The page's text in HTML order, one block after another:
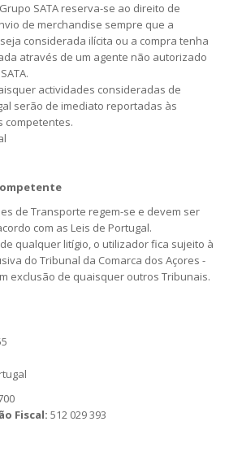
SATA reserva-se ao direito de
de merchandise sempre que a
considerada ilícita ou a compra tenha
através de um agente não autorizado
actividades consideradas de
serão de imediato reportadas às
competentes.
de Transporte regem-se e devem ser
com as Leis de Portugal.
qualquer litígio, o utilizador fica sujeito à
do Tribunal da Comarca dos Açores -
exclusão de quaisquer outros Tribunais.
Fiscal: 512 029 393